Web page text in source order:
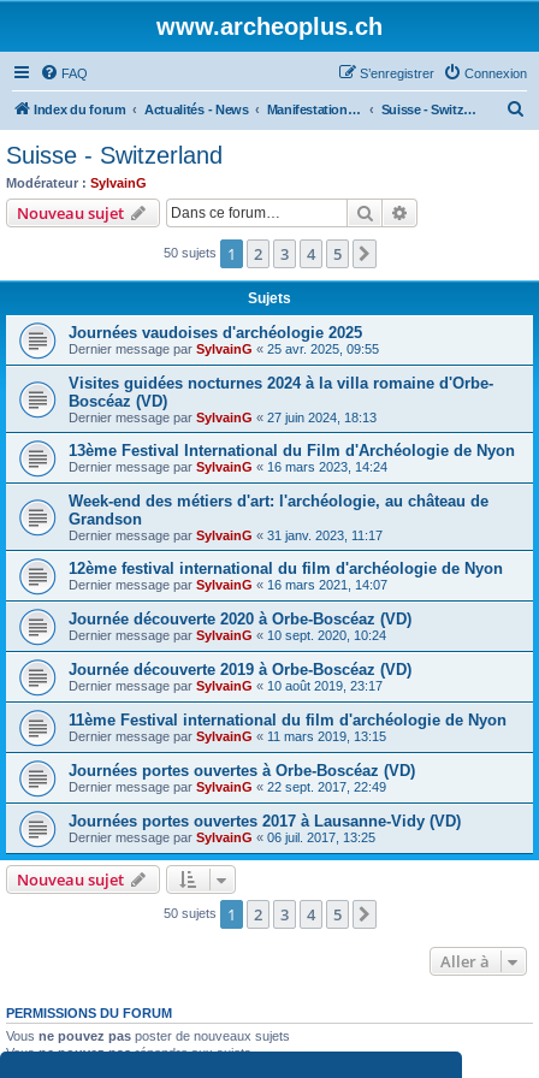
www.archeoplus.ch
FAQ Connexion
S’enregistrer
Index du forum Actualités - News Manifestations - Events Suisse - Switzerland
c
r
Suisse - Switzerland
Modérateur : SylvainG
Nouveau sujet Rechercher
50 sujets 1 2 3 4 5
Sujets
Journées vaudoises d'archéologie 2025
Dernier message par SylvainG « 25 avr. 2025, 09:55
Visites guidées nocturnes 2024 à la villa romaine d'Orbe-
Boscéaz (VD)
Dernier message par SylvainG « 27 juin 2024, 18:13
13ème Festival International du Film d'Archéologie de Nyon
Dernier message par SylvainG « 16 mars 2023, 14:24
Week-end des métiers d'art: l'archéologie, au château de
Grandson
Dernier message par SylvainG « 31 janv. 2023, 11:17
12ème festival international du film d'archéologie de Nyon
Dernier message par SylvainG « 16 mars 2021, 14:07
Journée découverte 2020 à Orbe-Boscéaz (VD)
Dernier message par SylvainG « 10 sept. 2020, 10:24
Journée découverte 2019 à Orbe-Boscéaz (VD)
Dernier message par SylvainG « 10 août 2019, 23:17
11ème Festival international du film d'archéologie de Nyon
Dernier message par SylvainG « 11 mars 2019, 13:15
Journées portes ouvertes à Orbe-Boscéaz (VD)
Dernier message par SylvainG « 22 sept. 2017, 22:49
Journées portes ouvertes 2017 à Lausanne-Vidy (VD)
Dernier message par SylvainG « 06 juil. 2017, 13:25
Nouveau sujet
50 sujets 1 2 3 4 5
Aller à
PERMISSIONS DU FORUM
Vous ne pouvez pas poster de nouveaux sujets
Vousne pouvez pasrépondre aux sujets